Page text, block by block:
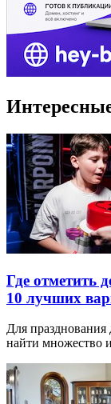
Где отметить
10 лучших
Для
найти множество